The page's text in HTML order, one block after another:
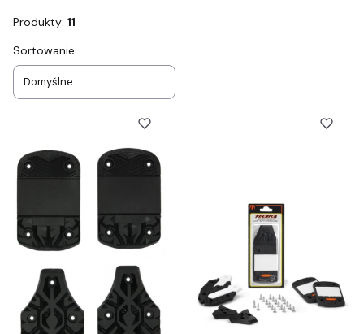
Produkty: 11
Lista produktów
Sortowanie:
Domyślne